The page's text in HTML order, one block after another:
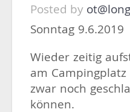
Posted by
Sonntag 9.6.2019
Wieder zeitig
am
zwar noch
können.